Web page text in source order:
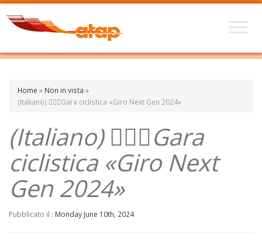
Home » Non in vista »
(Italiano) 🚴🏼‍♀️Gara ciclistica «Giro Next Gen 2024»
(Italiano) 🚴🏼‍♀️Gara
ciclistica «Giro Next
Gen 2024»
Pubblicato il : Monday June 10th, 2024